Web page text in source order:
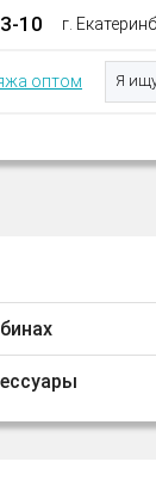
10 г.
Я